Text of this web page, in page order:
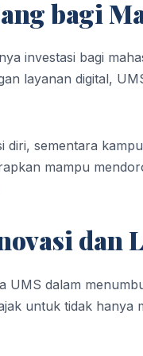
bagi
investasi bagi
layanan digital,
diri, sementara
mampu
dan
UMS dalam
untuk tidak hanya